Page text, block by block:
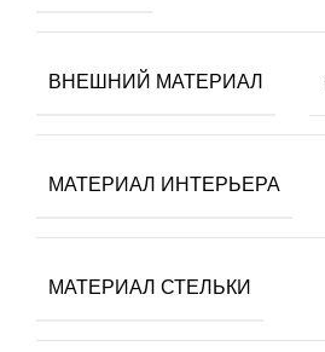
ВНЕШНИЙ МАТЕРИАЛ
МАТЕРИАЛ ИНТЕРЬЕРА
МАТЕРИАЛ СТЕЛЬКИ